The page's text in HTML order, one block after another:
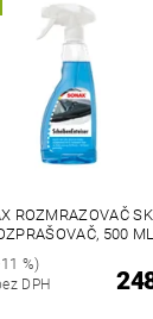
ROZMRAZOVAČ
500 ML
%)
DPH